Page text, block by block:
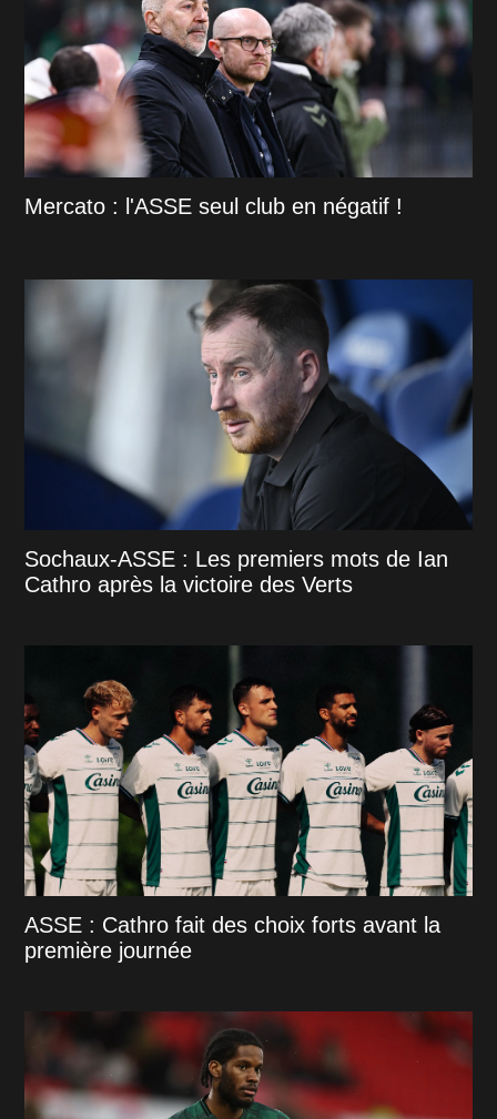
Mercato : l'ASSE seul club en négatif !
Sochaux-ASSE : Les premiers mots de Ian
Cathro après la victoire des Verts
ASSE : Cathro fait des choix forts avant la
première journée